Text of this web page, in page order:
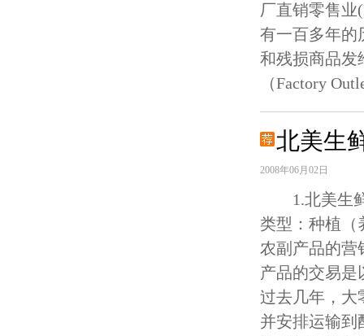
厂直销零售业
有一百多年的
和残损商品发
（Factory
北美生
2008年06月02日
1.北美生鲜
类型：种植
农副产品的营
产品的交易
过去几年，大
并安排运输到